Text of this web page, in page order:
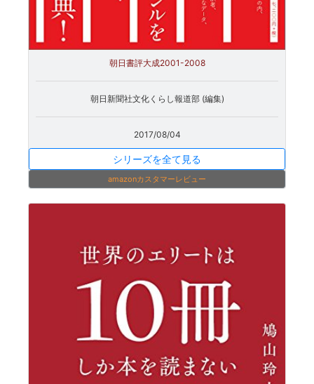
朝日書評大成2001-2008
朝日新聞社文化くらし報道部 (編集)
2017/08/04
シリーズを全て見る
amazonカスタマーレビュー